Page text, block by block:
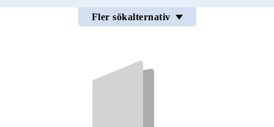
Fler sökalternativ